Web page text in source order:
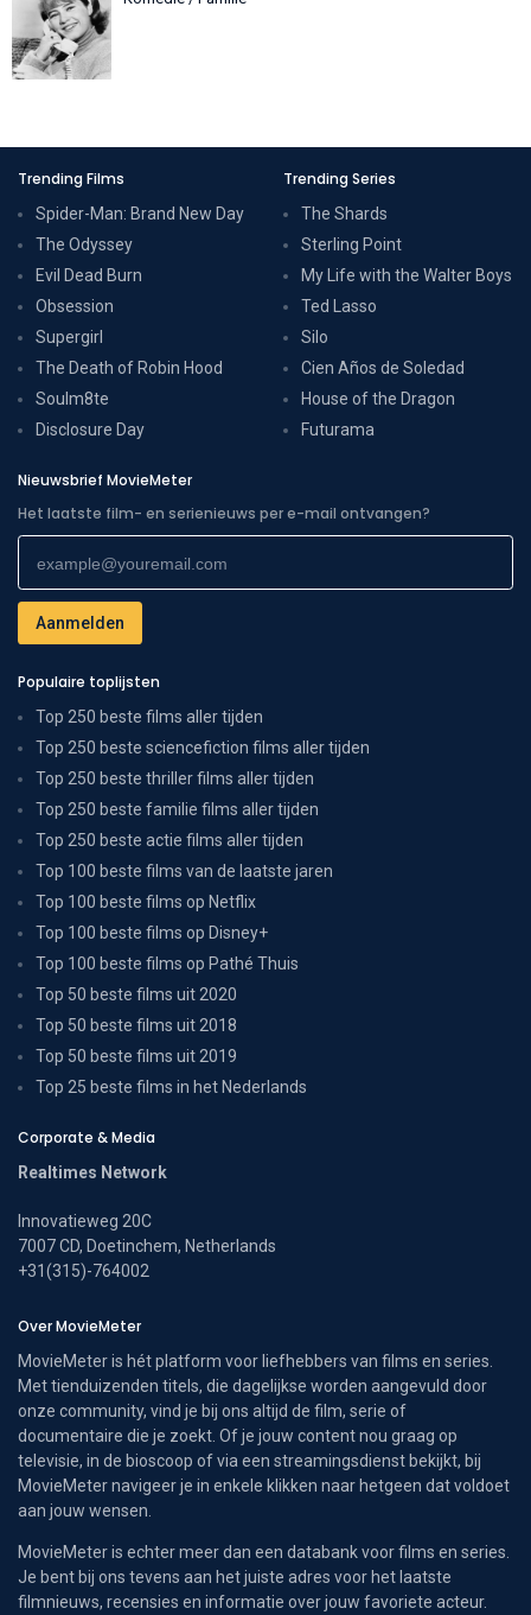
Trending Films
Spider-Man: Brand New Day
The Odyssey
Evil Dead Burn
Obsession
Supergirl
The Death of Robin Hood
Soulm8te
Disclosure Day
Trending Series
The Shards
Sterling Point
My Life with the Walter Boys
Ted Lasso
Silo
Cien Años de Soledad
House of the Dragon
Futurama
Nieuwsbrief MovieMeter
Het laatste film- en serienieuws per e-mail ontvangen?
Populaire toplijsten
Top 250 beste films aller tijden
Top 250 beste sciencefiction films aller tijden
Top 250 beste thriller films aller tijden
Top 250 beste familie films aller tijden
Top 250 beste actie films aller tijden
Top 100 beste films van de laatste jaren
Top 100 beste films op Netflix
Top 100 beste films op Disney+
Top 100 beste films op Pathé Thuis
Top 50 beste films uit 2020
Top 50 beste films uit 2018
Top 50 beste films uit 2019
Top 25 beste films in het Nederlands
Corporate & Media
Realtimes Network
Innovatieweg 20C
7007 CD, Doetinchem, Netherlands
+31(315)-764002
Over MovieMeter
MovieMeter is hét platform voor liefhebbers van films en series.
Met tienduizenden titels, die dagelijkse worden aangevuld door
onze community, vind je bij ons altijd de film, serie of
documentaire die je zoekt. Of je jouw content nou graag op
televisie, in de bioscoop of via een streamingsdienst bekijkt, bij
MovieMeter navigeer je in enkele klikken naar hetgeen dat voldoet
aan jouw wensen.
MovieMeter is echter meer dan een databank voor films en series.
Je bent bij ons tevens aan het juiste adres voor het laatste
filmnieuws, recensies en informatie over jouw favoriete acteur.